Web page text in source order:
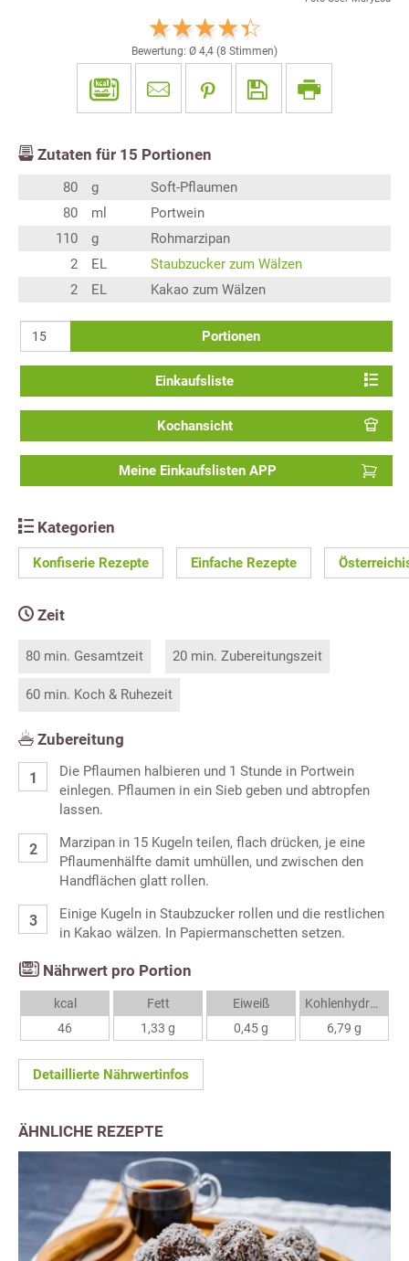
Bewertung: Ø 4,4 (8 Stimmen)
Zutaten für 15 Portionen
80 g
Soft-Pflaumen
80
ml
Portwein
110
g
Rohmarzipan
2
EL
Staubzucker zum Wälzen
2
EL Kakao zum Wälzen
Portionen
Einkaufsliste
Kochansicht
Meine Einkaufslisten APP
Kategorien
Konfiserie Rezepte Einfache Rezepte
Zeit
80 min. Gesamtzeit 20 min. Zubereitungszeit
60 min. Koch & Ruhezeit
Zubereitung
Die Pflaumen halbieren und 1 Stunde in Portwein
einlegen. Pflaumen in ein Sieb geben und abtropfen
lassen.
Marzipan in 15 Kugeln teilen, flach drücken, je eine
Pflaumenhälfte damit umhüllen, und zwischen den
Handflächen glatt rollen.
Einige Kugeln in Staubzucker rollen und die restlichen
in Kakao wälzen. In Papiermanschetten setzen.
Nährwert pro Portion
kcal
46
Fett
1,33 g
Eiweiß
0,45 g
Kohlenhydrate
6,79 g
Detaillierte Nährwertinfos
ÄHNLICHE REZEPTE